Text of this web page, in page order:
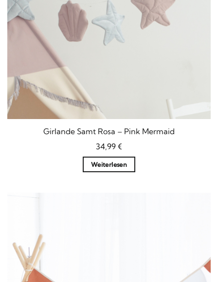
Girlande Samt Rosa – Pink Mermaid
34,99 €
Weiterlesen